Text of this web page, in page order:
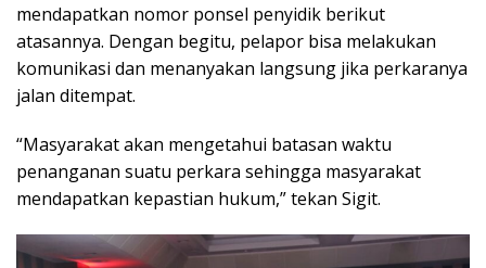
mendapatkan nomor ponsel penyidik berikut
atasannya. Dengan begitu, pelapor bisa melakukan
komunikasi dan menanyakan langsung jika perkaranya
jalan ditempat.
“Masyarakat akan mengetahui batasan waktu
penanganan suatu perkara sehingga masyarakat
mendapatkan kepastian hukum,” tekan Sigit.